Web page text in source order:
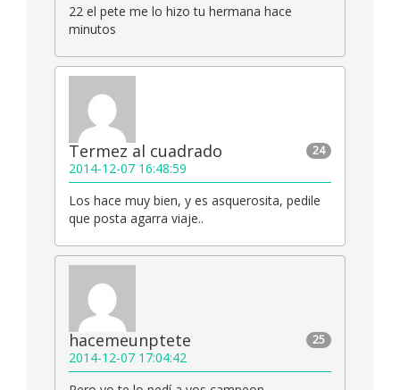
22 el pete me lo hizo tu hermana hace
minutos
24
Termez al cuadrado
2014-12-07 16:48:59
Los hace muy bien, y es asquerosita, pedile
que posta agarra viaje..
25
hacemeunptete
2014-12-07 17:04:42